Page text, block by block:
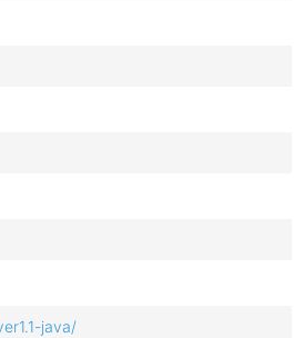
java/